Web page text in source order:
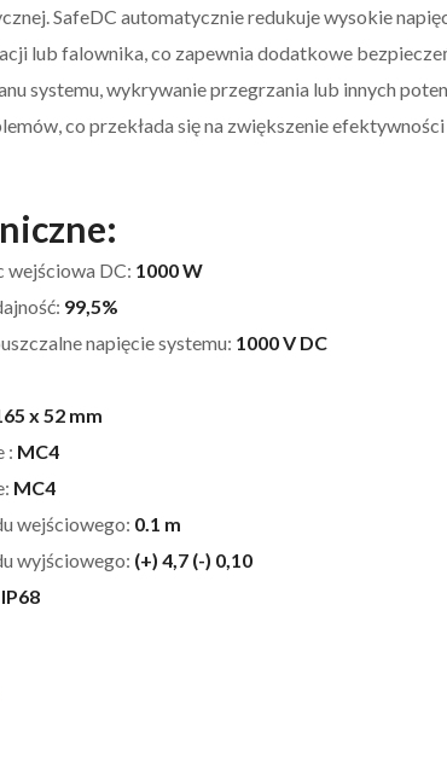
SafeDC automatycznie redukuje wysokie
lub falownika, co zapewnia dodatkowe
systemu, wykrywanie przegrzania lub innych
co przekłada się na zwiększenie
wejściowa DC: 1000 W
99,5%
napięcie systemu: 1000 V DC
x 52 mm
: MC4
MC4
wejściowego: 0.1 m
wyjściowego: (+) 4,7 (-) 0,10
IP68